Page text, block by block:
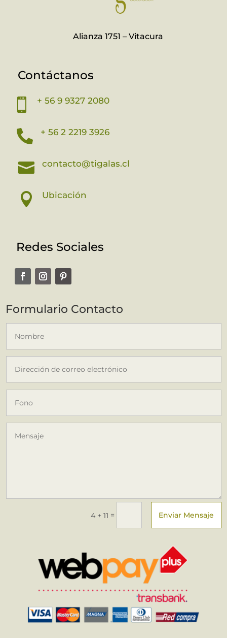
Alianza 1751 – Vitacura
Contáctanos
 + 56 9 9327 2080
 + 56 2 2219 3926
 contacto@tigalas.cl
 Ubicación
Redes Sociales
Formulario Contacto
4 + 11 = Enviar Mensaje